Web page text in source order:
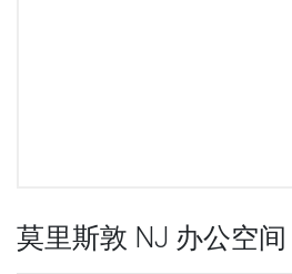
莫里斯敦 NJ 办公空间